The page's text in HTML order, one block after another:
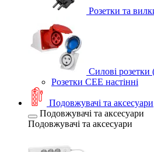
Розетки та
Силові розетки
Розетки CEE настінні
Подовжувачі та аксесуари
Подовжувачі та аксесуари
Подовжувачі та аксесуари